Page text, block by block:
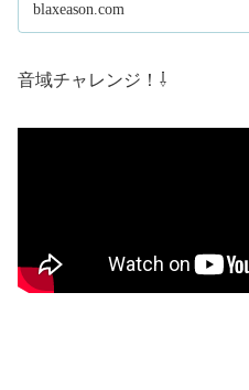
blaxeason.com
音域チャレンジ！⇩